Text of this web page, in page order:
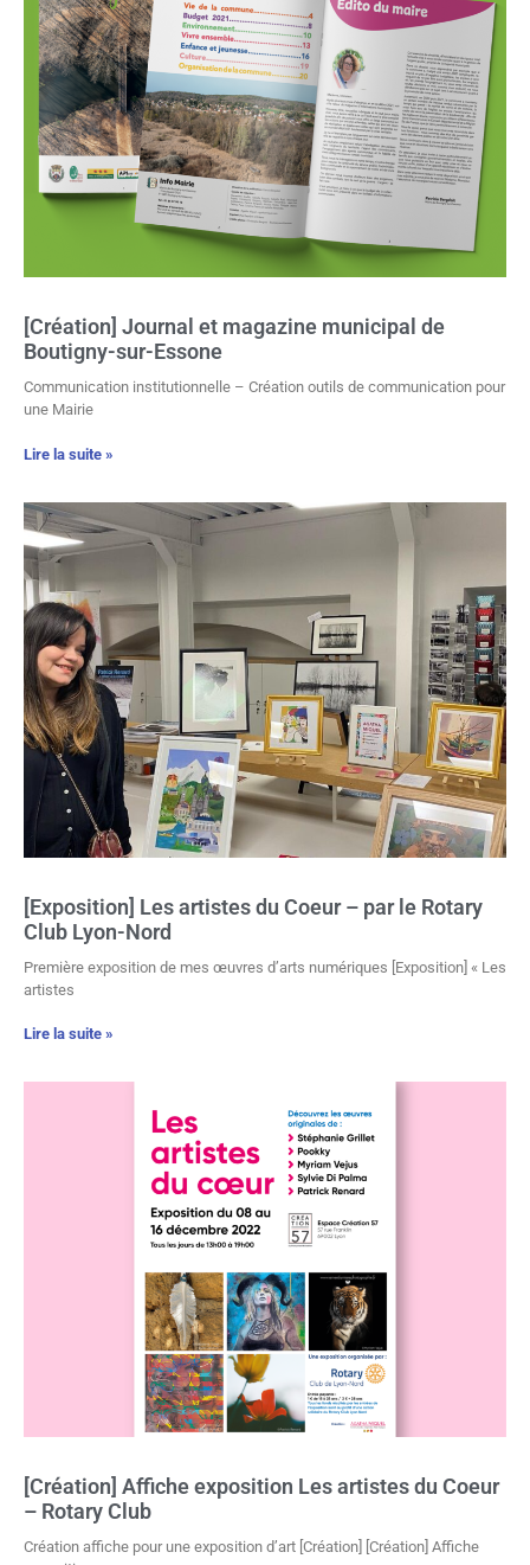
[Création] Journal et magazine municipal de
Boutigny-sur-Essone
Communication institutionnelle – Création outils de communication pour
une Mairie
Lire la suite »
[Exposition] Les artistes du Coeur – par le Rotary
Club Lyon-Nord
Première exposition de mes œuvres d’arts numériques [Exposition] « Les
artistes
Lire la suite »
[Création] Affiche exposition Les artistes du Coeur
– Rotary Club
Création affiche pour une exposition d’art [Création] [Création] Affiche